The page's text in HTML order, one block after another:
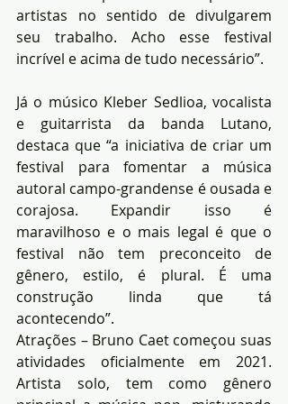
artistas no sentido de divulgarem
seu trabalho. Acho esse festival
incrível e acima de tudo necessário”.
Já o músico Kleber Sedlioa, vocalista
e guitarrista da banda Lutano,
destaca que “a iniciativa de criar um
festival para fomentar a música
autoral campo-grandense é ousada e
corajosa. Expandir isso é
maravilhoso e o mais legal é que o
festival não tem preconceito de
gênero, estilo, é plural. É uma
construção linda que tá
acontecendo”.
Atrações – Bruno Caet começou suas
atividades oficialmente em 2021.
Artista solo, tem como gênero